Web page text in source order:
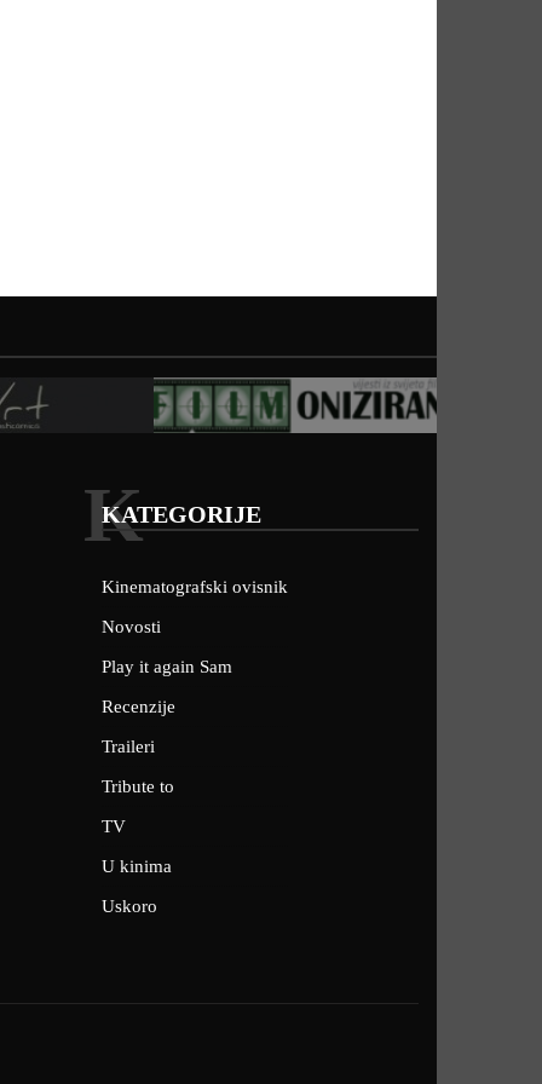
KATEGORIJE
K
Kinematografski ovisnik
Novosti
Play it again Sam
Recenzije
Traileri
Tribute to
TV
U kinima
Uskoro